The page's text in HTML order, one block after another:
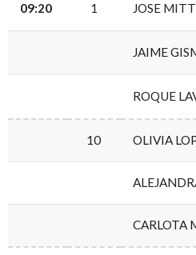
09:20 1 JOSE
JAIME
ROQUE
10 OLIVIA
CARLOTA